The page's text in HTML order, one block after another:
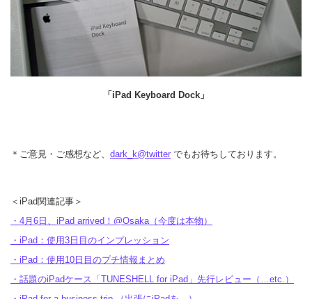
「iPad Keyboard Dock」
＊ご意見・ご感想など、 dark_k@twitter でもお待ちしております。
＜iPad関連記事＞
・4月6日、iPad arrived！@Osaka（今度は本物）
・iPad：使用3日目のインプレッション
・iPad：使用10日目のプチ情報まとめ
・話題のiPadケース「TUNESHELL for iPad」先行レビュー（…etc.）